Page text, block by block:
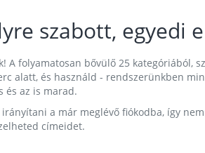
szabott, egyedi
folyamatosan bővülő 25 kategóriából,
alatt, és használd - rendszerünkben
és az is marad.
a már meglévő fiókodba, így
címeidet.